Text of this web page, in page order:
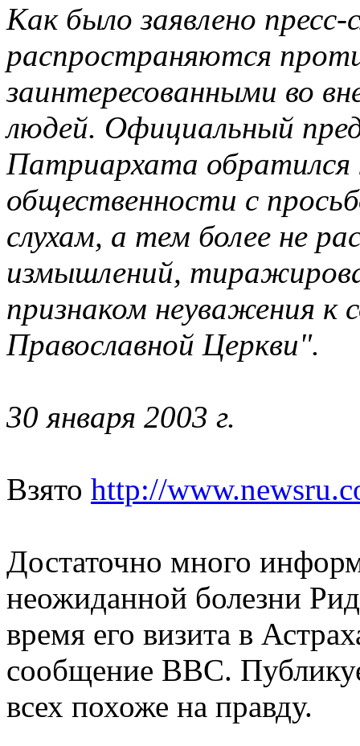
Как было заявлено
распространяются
заинтересованными во
людей. Официальный
Патриархата
общественности с
слухам, а тем более не
измышлений,
признаком неуважения к
Православной Церкви".
30 января 2003 г.
Взято http://
Достаточно много
неожиданной болезни
время его визита в
сообщение BBC.
всех похоже на правду.